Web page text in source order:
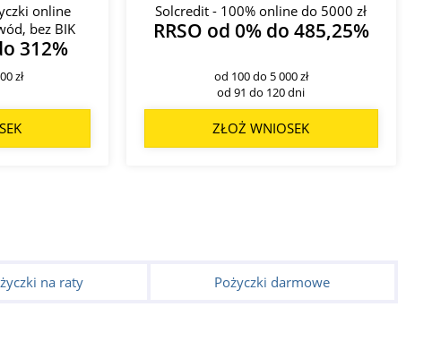
online
bez BIK
312%
zł
Solcredit - 100% online do 5000 zł
RRSO od 0% do 485,25%
od 100 do 5 000 zł
od 91 do 120 dni
ZŁOŻ WNIOSEK
na raty Pożyczki darmowe